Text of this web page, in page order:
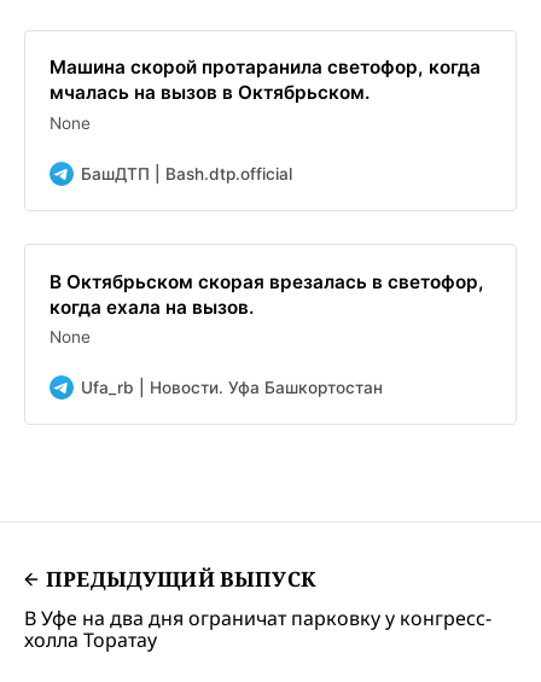
Машина скорой протаранила светофор, когда
мчалась на вызов в Октябрьском.
None
БашДТП | Bash.dtp.official
В Октябрьском скорая врезалась в светофор,
когда ехала на вызов.
None
Ufa_rb | Новости. Уфа Башкортостан
ПРЕДЫДУЩИЙ ВЫПУСК
В Уфе на два дня ограничат парковку у конгресс-
холла Торатау